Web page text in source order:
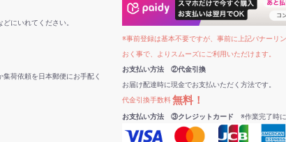
にいれてください。
荷依頼を日本郵便にお手配く
※事前登録は基本不要ですが、事前に上記バナーリ
おく事で、よりスムーズにご利用いただけます。
お支払い方法 ②代金引換
お届け配達時に現金でお支払いただく方法です。
代金引換手数料無料！
お支払い方法 ③クレジットカード ※作業完了時